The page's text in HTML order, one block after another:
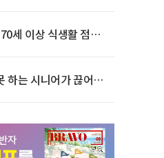
세 이상 식생활 점수
는 시니어가 끊어야